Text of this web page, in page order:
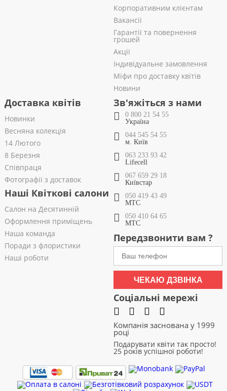
Корпоративним клієнтам
Вакансії
Гарантії та повернення
грошей
Акції
Індивідуальне замовлення
Міфи про доставку квітів
Новини
Доставка квітів
Новинки
Весняна колекція
14 Лютого
8 Березня
Співпраця
Фотографії з доставок
Наші Квіткові салони
Салон на Десятинній
Оформлення приміщень
Наша команда
Поради з флористики
Наші роботи
Зв'яжіться з нами
0 800 21 54 55
Україна
044 545 54 55
м. Київ
063 233 93 42
Lifecell
067 659 29 18
Київстар
050 419 43 49
МТС
050 410 64 65
МТС
Передзвонити вам ?
ЧЕКАЮ ДЗВІНКА
Соціальні мережі
Компанія заснована у 1999
році
Подарувати квіти так просто!
25 років успішної роботи!